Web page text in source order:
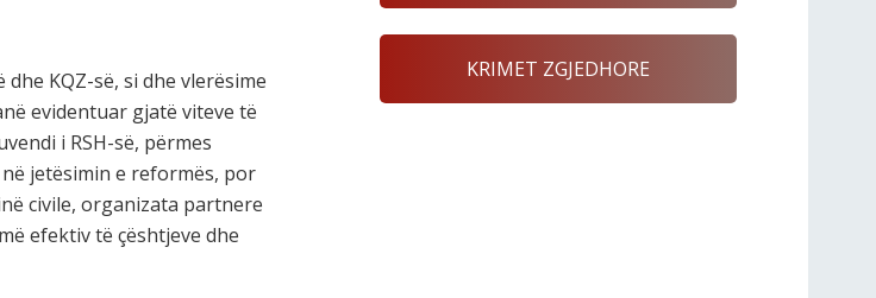
dhe KQZ-së, si dhe vlerësime
evidentuar gjatë viteve të
i RSH-së, përmes
jetësimin e reformës, por
civile, organizata partnere
efektiv të çështjeve dhe
KRIMET ZGJEDHORE